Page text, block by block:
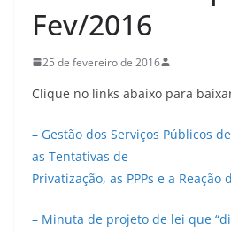
Fev/2016
25 de fevereiro de 2016
Clique no links abaixo para
– Gestão dos Serviços Públicos
as Tentativas de
Privatização, as PPPs e a Reação
– Minuta de projeto de lei que